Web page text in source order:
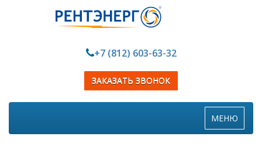
+7 (812) 603-63-32
ЗАКАЗАТЬ ЗВОНОК
Toggle
navigation
МЕНЮ